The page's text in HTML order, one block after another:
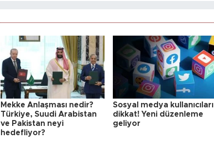
Mekke Anlaşması nedir?
Türkiye, Suudi Arabistan
ve Pakistan neyi
hedefliyor?
Sosyal medya kullanıcıları
dikkat! Yeni düzenleme
geliyor